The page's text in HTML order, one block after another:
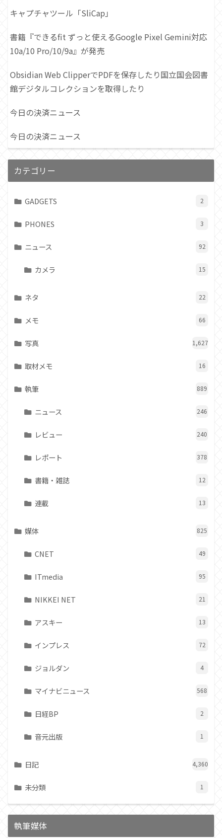
キャプチャツール「SliCap」
書籍『できるfit ずっと使えるGoogle Pixel Gemini対応
10a/10 Pro/10/9a』が発売
Obsidian Web ClipperでPDFを保存したり国立国会図書
館デジタルコレクションを取得したり
今日の決済ニュース
今日の決済ニュース
カテゴリー
GADGETS 2
PHONES 3
ニュース 92
カメラ 15
ネタ 22
メモ 66
写真 1,627
取材メモ 16
執筆 889
ニュース 246
レビュー 240
レポート 378
書籍・雑誌 12
連載 13
媒体 825
CNET 49
ITmedia 95
NIKKEI NET 21
アスキー 13
インプレス 72
ジョルダン 4
マイナビニュース 568
日経BP 2
音元出版 1
日記 4,360
未分類 1
執筆媒体